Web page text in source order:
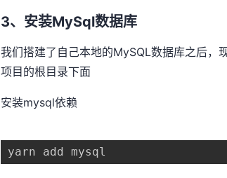
3、安装MySql数据库
我们搭建了自己本地的MySQL数据库之后，
项目的根目录下面
安装mysql依赖
yarn add mysql